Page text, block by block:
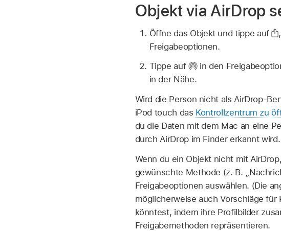
Objekt via AirDrop
Öffne das Objekt und tippe auf ,
Freigabeoptionen.
Tippe auf
in den
in der Nähe.
Wird die Person nicht als AirDrop-
iPod touch das Kontrollzentrum zu
du die Daten mit dem Mac an eine
durch AirDrop im Finder erkannt wird.
Wenn du ein Objekt nicht mit
gewünschte Methode (z. B.
Freigabeoptionen auswählen. (Die
möglicherweise auch Vorschläge
könntest, indem ihre Profilbilder
Freigabemethoden repräsentieren.